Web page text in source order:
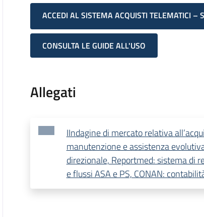
ACCEDI AL SISTEMA ACQUISTI TELEMATICI –
CONSULTA LE GUIDE ALL'USO
Allegati
IIndagine di mercato relativa
manutenzione e assistenza
direzionale, Reportmed: sistema di
e flussi ASA e PS, CONAN: